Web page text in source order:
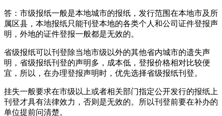
答：市级报纸一般是本地城市的报纸，发行范围在本地市及所
属区县，本地报纸只能刊登本地的各类个人和公司证件登报声
明，外地的证件登报一般都是无效的。
省级报纸可以刊登除当地市级以外的其他省内城市的遗失声
明，省级报纸刊登的声明多，成本低，登报价格相对比较便
宜，所以，在办理登报声明时，优先选择省级报纸刊登。
挂失一般要求在市级以上或者相关部门指定公开发行的报纸上
刊登才具有法律效力，否则是无效的。所以刊登前要在补办的
单位提前问清楚。